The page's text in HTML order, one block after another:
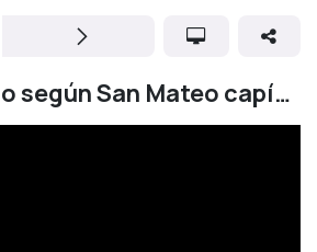
El Evangelio según San Mateo capítulo 14 versos 1-21 | LUMO | NIV